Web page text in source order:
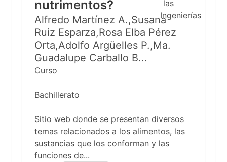
nutrimentos?
Alfredo Martínez A.,Susana
Ruiz Esparza,Rosa Elba Pérez
Orta,Adolfo Argüelles P.,Ma.
Guadalupe Carballo B...
Curso
Bachillerato
Sitio web donde se presentan diversos
temas relacionados a los alimentos, las
sustancias que los conforman y las
funciones de...